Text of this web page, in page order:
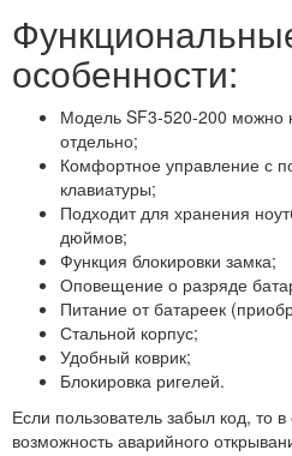
особенности:
Модель SF3-520-200 можно
отдельно;
Комфортное управление с
клавиатуры;
Подходит для хранения
дюймов;
Функция блокировки замка;
Оповещение о разряде
Питание от батареек
Стальной корпус;
Удобный коврик;
Блокировка ригелей.
Если пользователь забыл код, то
возможность аварийного